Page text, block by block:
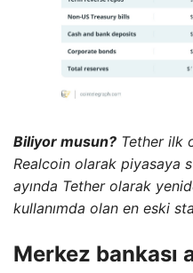
Biliyor musun? Tether ilk
Realcoin olarak piyasaya
ayında Tether olarak
kullanımda olan en eski
Merkez bankası